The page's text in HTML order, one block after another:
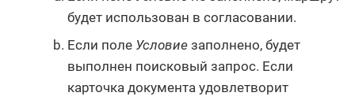
будет использован в согласовании.
Если поле Условие заполнено, будет
выполнен поисковый запрос. Если
карточка документа удовлетворит